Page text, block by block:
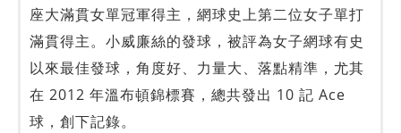
座大滿貫女單冠軍得主，網球史上第二位女子單打
滿貫得主。小威廉絲的發球，被評為女子網球有史
以來最佳發球，角度好、力量大、落點精準，尤其
在 2012 年溫布頓錦標賽，總共發出 10 記 Ace
球，創下記錄。